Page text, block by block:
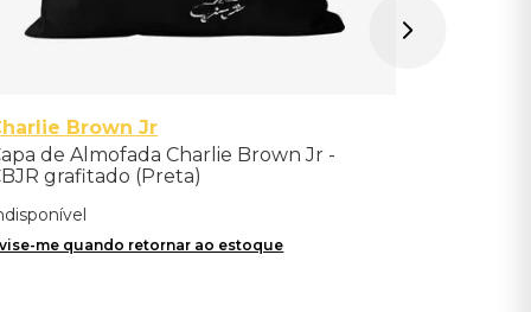
Brown Jr
de Almofada Charlie Brown Jr -
grafitado (Preta)
me quando retornar ao estoque